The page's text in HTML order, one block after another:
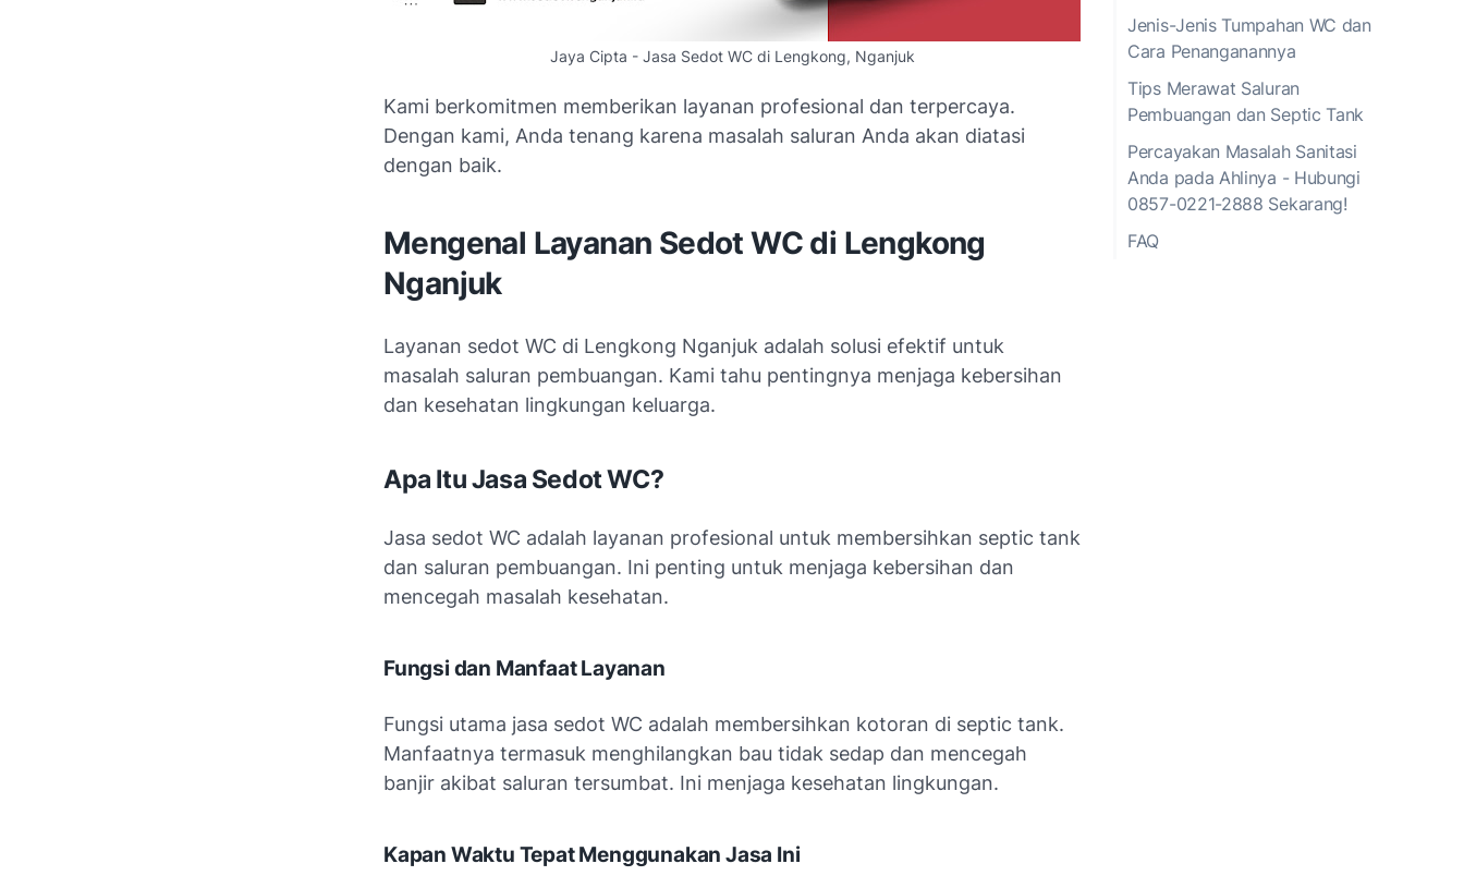
Jenis-Jenis Tumpahan WC dan
Cara Penanganannya
Tips Merawat Saluran
Pembuangan dan Septic Tank
Percayakan Masalah Sanitasi
Anda pada Ahlinya - Hubungi
0857-0221-2888 Sekarang!
FAQ
Jaya Cipta - Jasa Sedot WC di Lengkong, Nganjuk
Kami berkomitmen memberikan layanan profesional dan terpercaya.
Dengan kami, Anda tenang karena masalah saluran Anda akan diatasi
dengan baik.
Mengenal Layanan Sedot WC di Lengkong
Nganjuk
Layanan sedot WC di Lengkong Nganjuk adalah solusi efektif untuk
masalah saluran pembuangan. Kami tahu pentingnya menjaga kebersihan
dan kesehatan lingkungan keluarga.
Apa Itu Jasa Sedot WC?
Jasa sedot WC adalah layanan profesional untuk membersihkan septic tank
dan saluran pembuangan. Ini penting untuk menjaga kebersihan dan
mencegah masalah kesehatan.
Fungsi dan Manfaat Layanan
Fungsi utama jasa sedot WC adalah membersihkan kotoran di septic tank.
Manfaatnya termasuk menghilangkan bau tidak sedap dan mencegah
banjir akibat saluran tersumbat. Ini menjaga kesehatan lingkungan.
Kapan Waktu Tepat Menggunakan Jasa Ini